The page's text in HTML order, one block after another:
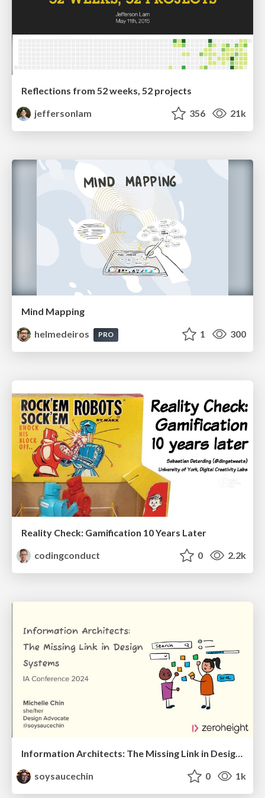
Reflections from 52 weeks, 52 projects
jeffersonlam
356 21k
Mind Mapping
helmedeiros
PRO 1 300
Reality Check: Gamification 10 Years Later
codingconduct
0 2.2k
Information Architects: The Missing Link in Design Systems
soysaucechin
0 1k